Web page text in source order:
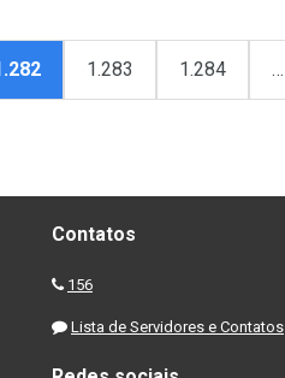
1.283 1.284 …
Contatos
156
Lista de Servidores e Contatos